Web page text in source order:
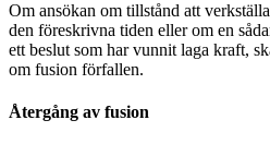
Om ansökan om tillstånd att
den föreskrivna tiden eller om en
ett beslut som har vunnit laga kraft,
om fusion förfallen.
Återgång av fusion